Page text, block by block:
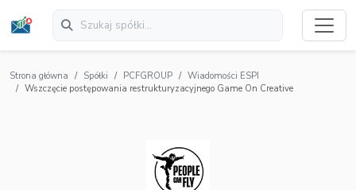
Strona główna Spółki PCFGROUP
Wiadomości ESPI
Wszczęcie postępowania restrukturyzacyjnego Game On Creative